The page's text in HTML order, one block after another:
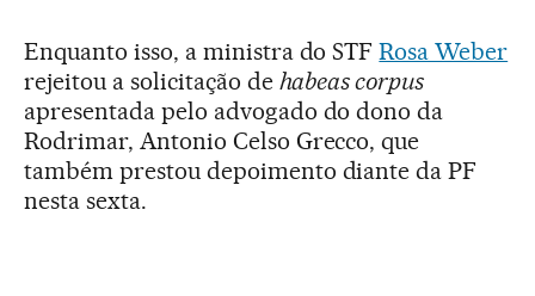
Enquanto isso, a ministra do STFRosa Weber
rejeitou a solicitação de habeas corpus
apresentada pelo advogado do dono da
Rodrimar, Antonio Celso Grecco, que
também prestou depoimento diante da PF
nesta sexta.